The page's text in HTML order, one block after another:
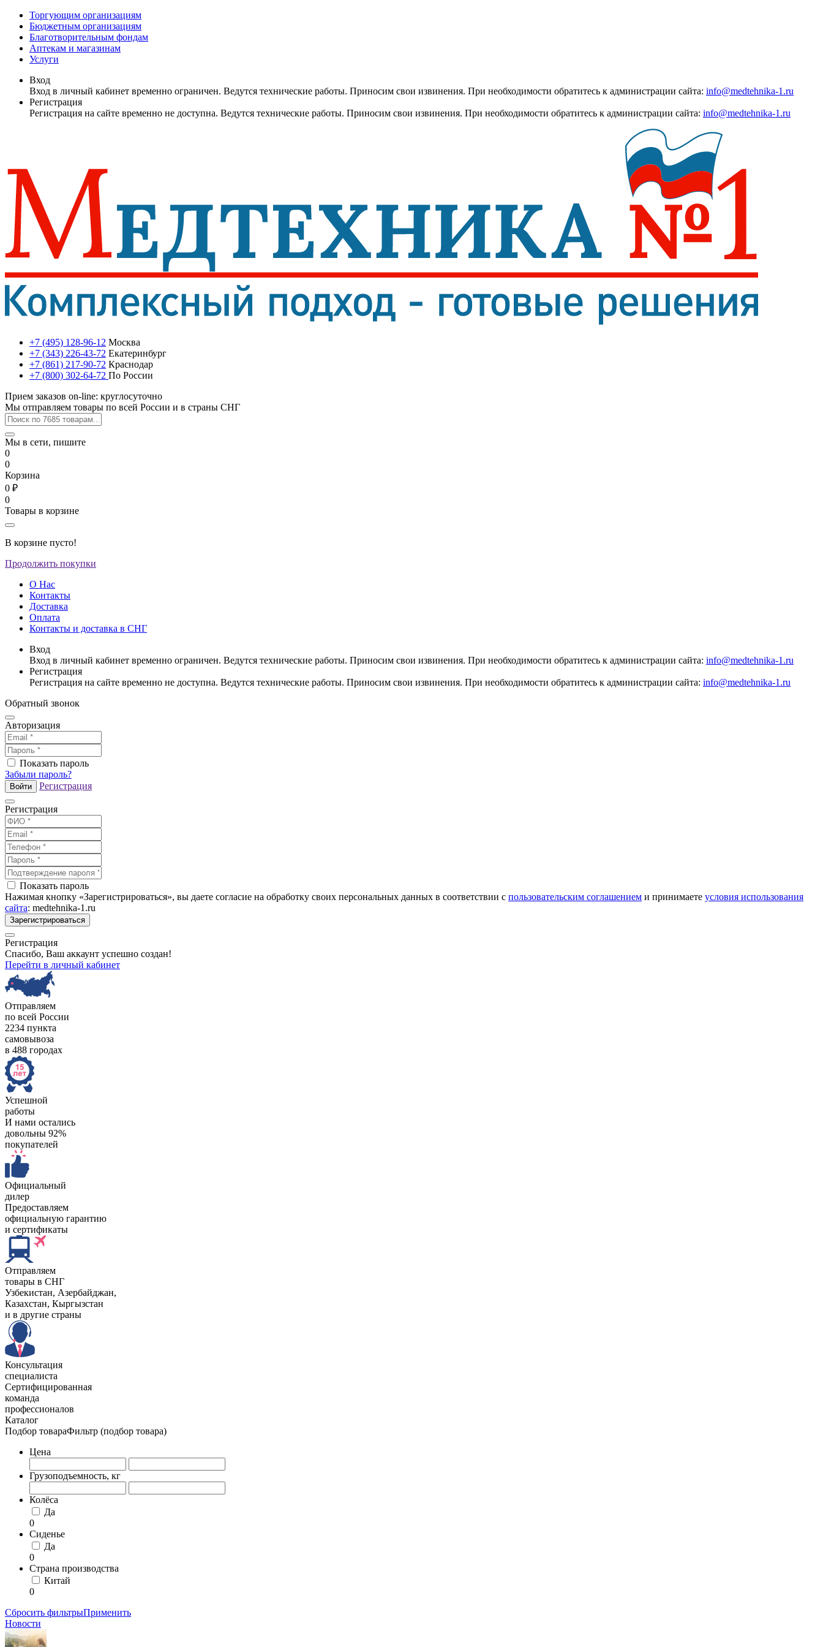
Торгующим организациям
Бюджетным организациям
Благотворительным фондам
Аптекам и магазинам
Услуги
Вход
Вход в личный кабинет временно ограничен. Ведутся технические работы. Приносим свои извинения. При необходимости обратитесь к администрации сайта: info@medtehnika-1.ru
Регистрация
Регистрация на сайте временно не доступна. Ведутся технические работы. Приносим свои извинения. При необходимости обратитесь к администрации сайта: info@medtehnika-1.ru
+7 (495) 128-96-12 Москва
+7 (343) 226-43-72 Екатеринбург
+7 (861) 217-90-72 Краснодар
+7 (800) 302-64-72 По России
Прием заказов on-line: круглосуточно
Мы отправляем товары по всей России и в страны СНГ
Мы в сети, пишите
0
0
Корзина
0 ₽
0
Товары в корзине
В корзине пусто!
Продолжить покупки
О Нас
Контакты
Доставка
Оплата
Контакты и доставка в СНГ
Вход
Вход в личный кабинет временно ограничен. Ведутся технические работы. Приносим свои извинения. При необходимости обратитесь к администрации сайта: info@medtehnika-1.ru
Регистрация
Регистрация на сайте временно не доступна. Ведутся технические работы. Приносим свои извинения. При необходимости обратитесь к администрации сайта: info@medtehnika-1.ru
Обратный звонок
Авторизация
Показать пароль
Забыли пароль?
Войти Регистрация
Регистрация
Показать пароль
Нажимая кнопку «Зарегистрироваться», вы даете согласие на обработку своих персональных данных в соответствии с пользовательским соглашением и принимаете условия использования
сайта: medtehnika-1.ru
Зарегистрироваться
Регистрация
Спасибо, Ваш аккаунт успешно создан!
Перейти в личный кабинет
Отправляем
по всей России
2234 пункта
самовывоза
в 488 городах
Успешной
работы
И нами остались
довольны 92%
покупателей
Официальный
дилер
Предоставляем
официальную гарантию
и сертификаты
Отправляем
товары в СНГ
Узбекистан, Aзербайджан,
Казахстан, Кыргызстан
и в другие страны
Консультация
специалиста
Сертифицированная
команда
профессионалов
Каталог
Подбор товараФильтр (подбор товара)
Цена
Грузоподъемность, кг
Колёса
Да
0
Сиденье
Да
0
Страна производства
Китай
0
Сбросить фильтрыПрименить
Новости